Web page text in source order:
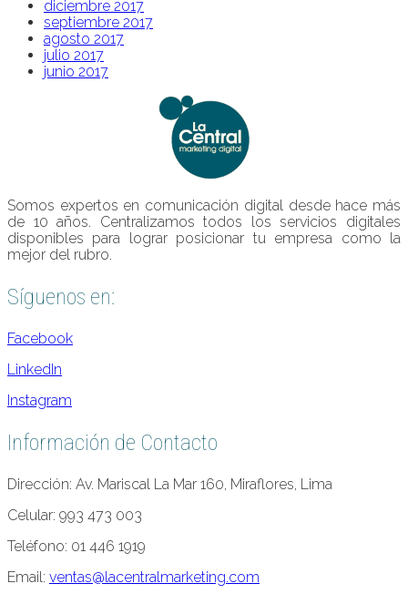
diciembre 2017
septiembre 2017
agosto 2017
julio 2017
junio 2017
Somos expertos en comunicación digital desde hace más
de 10 años. Centralizamos todos los servicios digitales
disponibles para lograr posicionar tu empresa como la
mejor del rubro.
Síguenos en:
Facebook
LinkedIn
Instagram
Información de Contacto
Dirección: Av. Mariscal La Mar 160, Miraflores, Lima
Celular: 993 473 003
Teléfono: 01 446 1919
Email: ventas@lacentralmarketing.com